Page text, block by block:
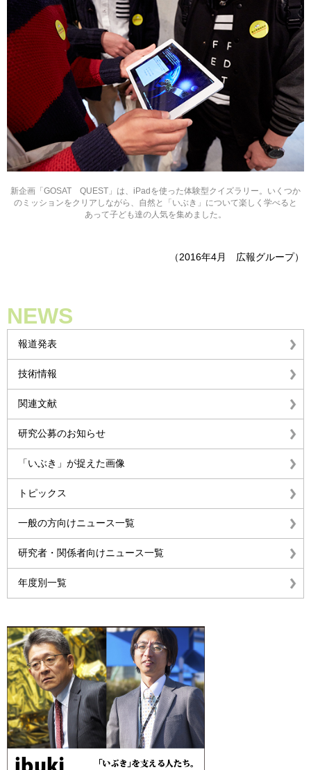
NEWS
報道発表
技術情報
関連文献
研究公募のお知らせ
「いぶき」が捉えた画像
トピックス
一般の方向けニュース一覧
研究者・関係者向けニュース一覧
年度別一覧
新企画「GOSAT QUEST」は、iPadを使った体験型クイズラリー。いくつか
のミッションをクリアしながら、自然と「いぶき」について楽しく学べると
あって子ども達の人気を集めました。
（2016年4月 広報グループ）